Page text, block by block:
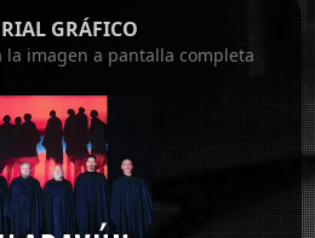
GRÁFICO
la imagen a pantalla completa